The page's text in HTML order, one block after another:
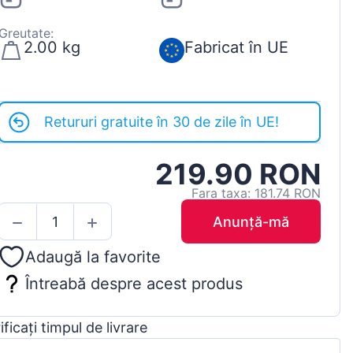
2.00 kg Fabricat în UE
Retururi gratuite în 30 de zile în UE!
219.90 RON
Fara taxa: 181.74 RON
Anunță-mă
Adaugă la favorite
Întreabă despre acest produs
timpul de livrare